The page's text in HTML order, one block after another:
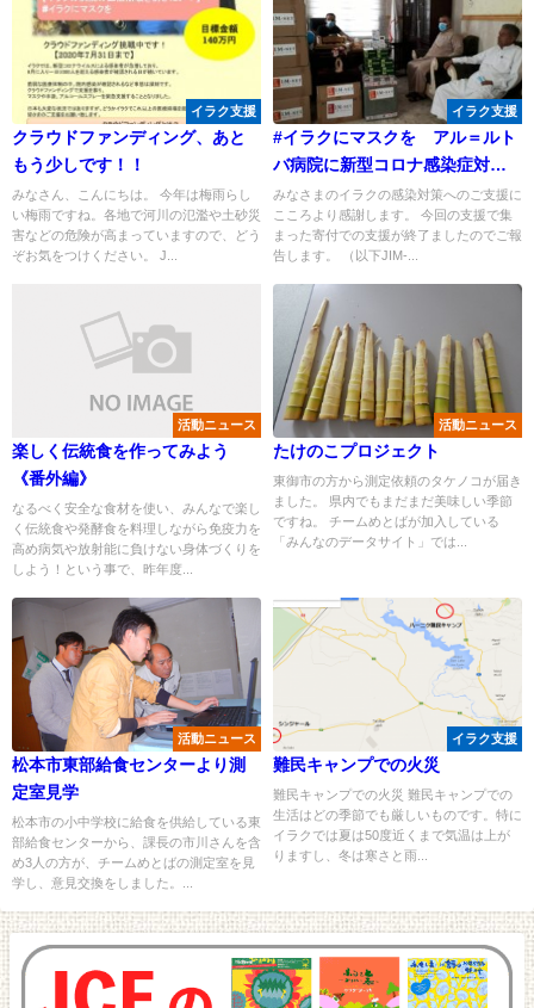
イラク支援
クラウドファンディング、あと
もう少しです！！
みなさん、こんにちは。 今年は梅雨らし
い梅雨ですね。各地で河川の氾濫や土砂災
害などの危険が高まっていますので、どう
ぞお気をつけください。 J...
イラク支援
#イラクにマスクを アル＝ルト
バ病院に新型コロナ感染症対策
物資を届けました
みなさまのイラクの感染対策へのご支援に
こころより感謝します。 今回の支援で集
まった寄付での支援が終了ましたのでご報
告します。 （以下JIM-...
活動ニュース
楽しく伝統食を作ってみよう
《番外編》
なるべく安全な食材を使い、みんなで楽し
く伝統食や発酵食を料理しながら免疫力を
高め病気や放射能に負けない身体づくりを
しよう！という事で、昨年度...
活動ニュース
たけのこプロジェクト
東御市の方から測定依頼のタケノコが届き
ました。 県内でもまだまだ美味しい季節
ですね。 チームめとばが加入している
「みんなのデータサイト」では...
活動ニュース
松本市東部給食センターより測
定室見学
松本市の小中学校に給食を供給している東
部給食センターから、課長の市川さんを含
め3人の方が、チームめとばの測定室を見
学し、意見交換をしました。...
イラク支援
難民キャンプでの火災
難民キャンプでの火災 難民キャンプでの
生活はどの季節でも厳しいものです。特に
イラクでは夏は50度近くまで気温は上が
りますし、冬は寒さと雨...